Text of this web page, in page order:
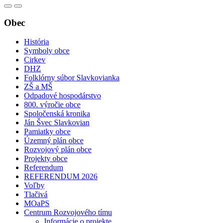
Obec
História
Symboly obce
Cirkev
DHZ
Folklórny súbor Slavkovianka
ZŠ a MŠ
Odpadové hospodárstvo
800. výročie obce
Spoločenská kronika
Ján Švec Slavkovian
Pamiatky obce
Územný plán obce
Rozvojový plán obce
Projekty obce
Referendum
REFERENDUM 2026
Voľby
Tlačivá
MOaPS
Centrum Rozvojového tímu